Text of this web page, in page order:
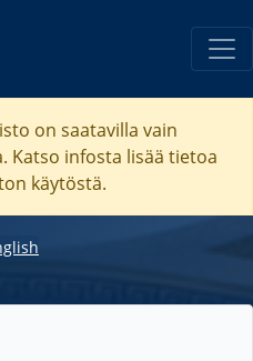
on saatavilla vain
Katso infosta lisää tietoa
käytöstä.